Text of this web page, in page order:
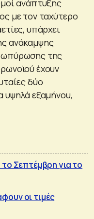
ανάπτυξης
με τον ταχύτερο
υπάρχει
ανάκαμψης
της
έχουν
δύο
υψηλά εξαμήνου,
Σεπτέμβρη για το
οι τιμές